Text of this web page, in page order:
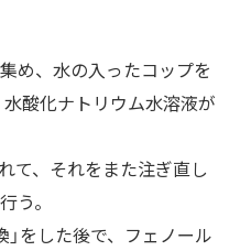
め、水の入ったコップを
酸化ナトリウム水溶液が
て、それをまた注ぎ直し
う。
」をした後で、フェノール